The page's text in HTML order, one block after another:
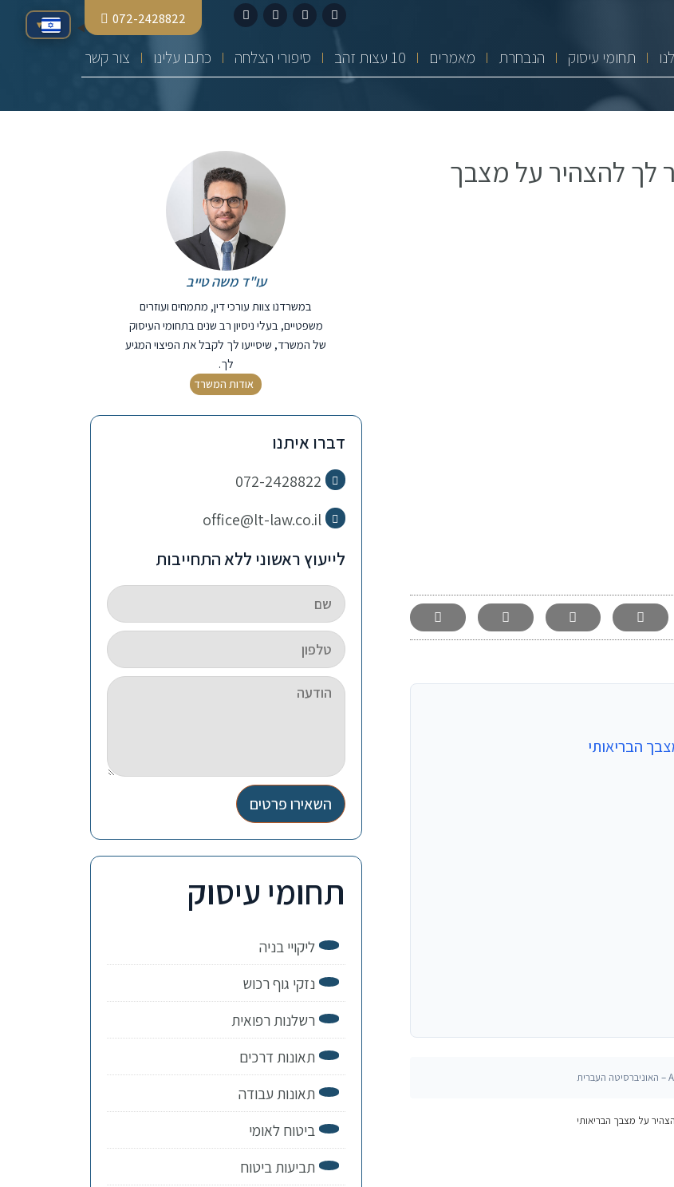
072-2428822
תחומי עיסוק הנבחרת מאמרים 10 עצות זהב סיפורי הצלחה כתבו עלינו צור קשר
לך להצהיר על מצבך
הבריאותי
על מצבך הבריאותי
עו"ד משה טייב
במשרדנו צוות עורכי דין, מתמחים ועוזרים
משפטיים, בעלי ניסיון רב שנים בתחומי העיסוק
של המשרד, שיסייעו לך לקבל את הפיצוי המגיע
לך.
אודות המשרד
דברו איתנו
072-2428822
office@lt-law.co.il
לייעוץ ראשוני ללא התחייבות
השאירו פרטים
תחומי עיסוק
ליקויי בניה
נזקי גוף רכוש
רשלנות רפואית
תאונות דרכים
תאונות עבודה
ביטוח לאומי
תביעות ביטוח
▾